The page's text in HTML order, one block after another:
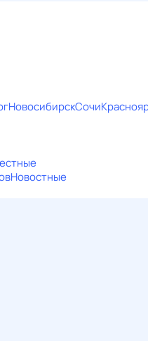
НовосибирскСочи
Новостные